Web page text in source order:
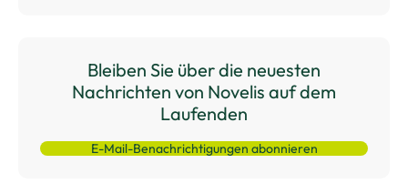
Bleiben Sie über die neuesten
Nachrichten von Novelis auf dem
Laufenden
E-Mail-Benachrichtigungen abonnieren